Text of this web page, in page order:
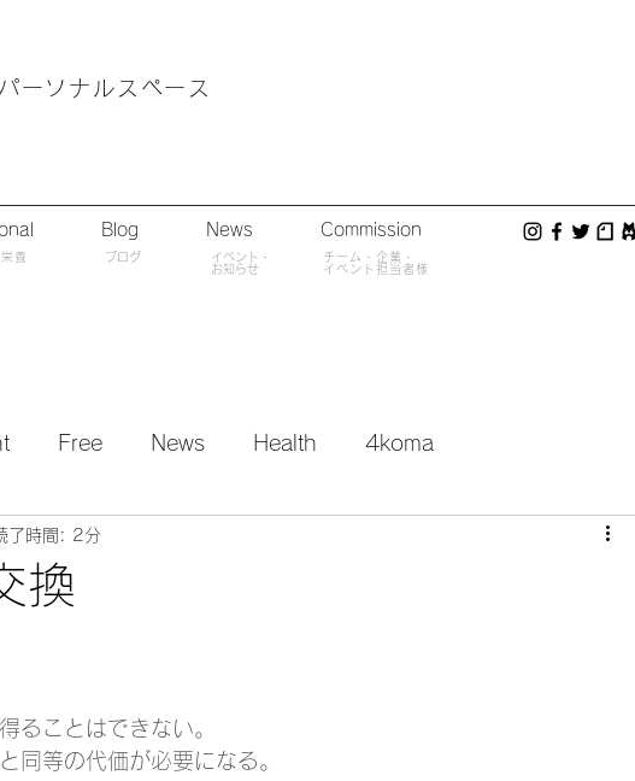
パーソナルスペース
Blog News Commission
養 ブログ
チーム・企業・
イベント担当者様
​イベント・
​お知らせ
Free News Health 4koma
換
了時間: 2分
ることはできない。
同等の代価が必要になる。